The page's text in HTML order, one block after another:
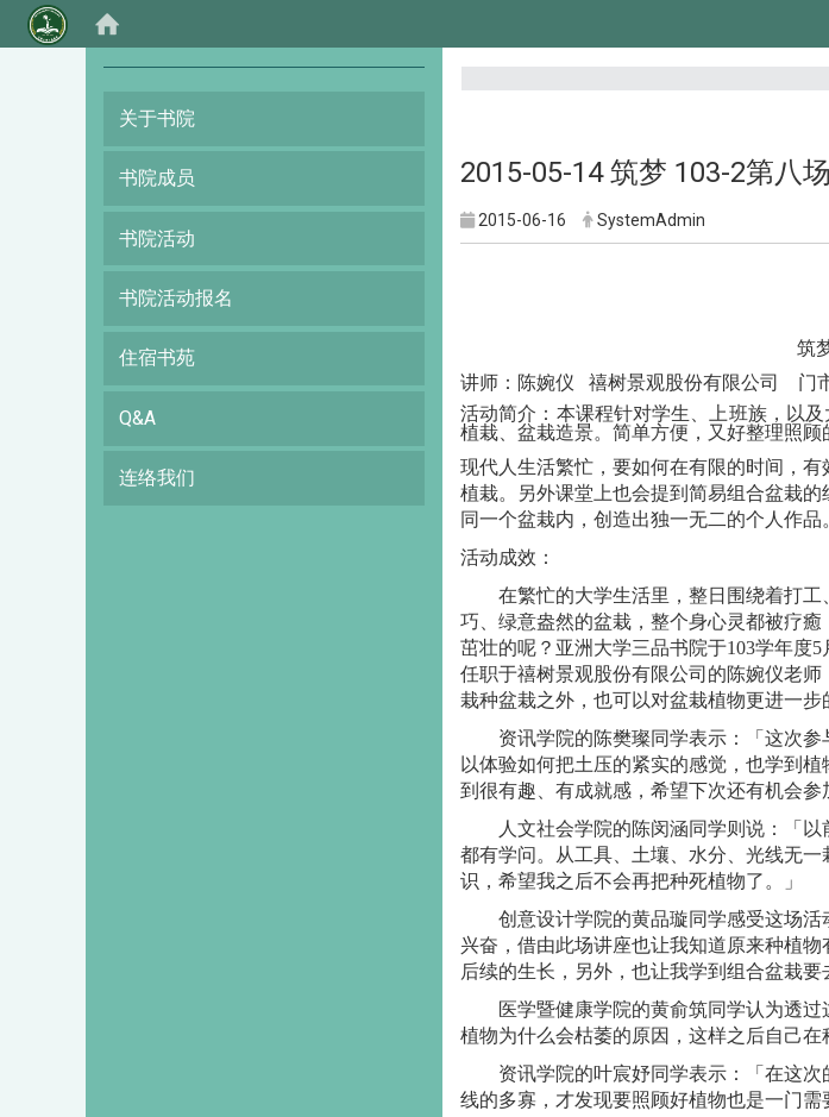
关于书院
书院成员
书院活动
书院活动报名
住宿书苑
Q&A
连络我们
2015-05-14 筑梦 103-2第八
2015-06-16 SystemAdmin
筑
讲师：陈婉仪 禧树景观股份有限公司 门
活动简介：本课程针对学生、上班族，以
植栽、盆栽造景。简单方便，又好整理照顾
现代人生活繁忙，要如何在有限的时间，
植栽。另外课堂上也会提到简易组合盆栽
同一个盆栽内，创造出独一无二的个人作品
活动成效：
在繁忙的大学生活里，整日围绕着打
巧、绿意盎然的盆栽，整个身心灵都被疗
茁壮的呢？亚洲大学三品书院于103学年度
任职于禧树景观股份有限公司的陈婉仪老
栽种盆栽之外，也可以对盆栽植物更进一步
资讯学院的陈樊璨同学表示：「这次
以体验如何把土压的紧实的感觉，也学到
到很有趣、有成就感，希望下次还有机会参
人文社会学院的陈闵涵同学则说：「
都有学问。从工具、土壤、水分、光线无
识，希望我之后不会再把种死植物了。」
创意设计学院的黄品璇同学感受这场
兴奋，借由此场讲座也让我知道原来种植
后续的生长，另外，也让我学到组合盆栽
医学暨健康学院的黄俞筑同学认为透过
植物为什么会枯萎的原因，这样之后自己
资讯学院的叶宸妤同学表示：「在这
线的多寡，才发现要照顾好植物也是一门需